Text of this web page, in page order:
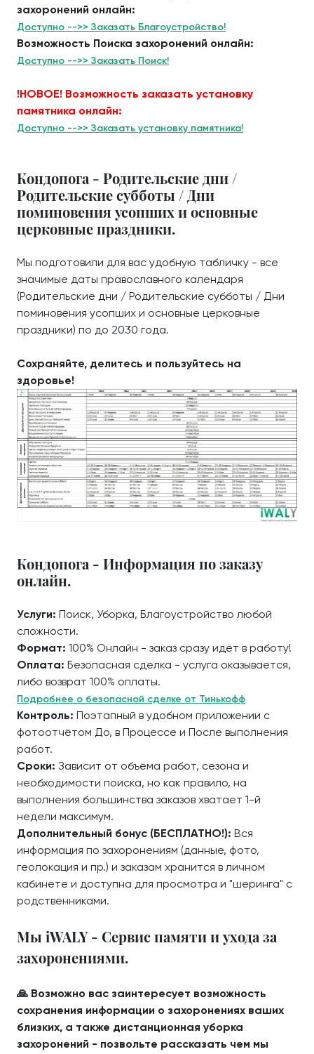
захоронений онлайн:
Доступно -->> Заказать Благоустройство!
Возможность Поиска захоронений онлайн:
Доступно -->> Заказать Поиск!
!НОВОЕ! Возможность заказать установку
памятника онлайн:
Доступно -->> Заказать установку памятника!
Кондопога - Родительские дни /
Родительские субботы / Дни
поминовения усопших и основные
церковные праздники.
Мы подготовили для вас удобную табличку - все
значимые даты православного календаря
(Родительские дни / Родительские субботы / Дни
поминовения усопших и основные церковные
праздники) по до 2030 года.
Сохраняйте, делитесь и пользуйтесь на
здоровье!
Кондопога - Информация по заказу
онлайн.
Услуги: Поиск, Уборка, Благоустройство любой
сложности.
Формат: 100% Онлайн - заказ сразу идёт в работу!
Оплата: Безопасная сделка - услуга оказывается,
либо возврат 100% оплаты.
Подробнее о безопасной сделке от Тинькофф
Контроль: Поэтапный в удобном приложении с
фотоотчётом До, в Процессе и После выполнения
работ.
Сроки: Зависит от объёма работ, сезона и
необходимости поиска, но как правило, на
выполнения большинства заказов хватает 1-й
недели максимум.
Дополнительный бонус (БЕСПЛАТНО!): Вся
информация по захоронениям (данные, фото,
геолокация и пр.) и заказам хранится в личном
кабинете и доступна для просмотра и "шеринга" с
родственниками.
Мы iWALY - Сервис памяти и ухода за
захоронениями.
🙏 Возможно вас заинтересует возможность
сохранения информации о захоронениях ваших
близких, а также дистанционная уборка
захоронений - позвольте рассказать чем мы